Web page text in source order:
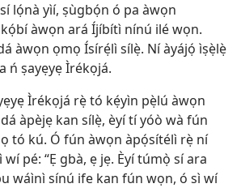
lọ́nà yìí, ṣùgbọ́n ó pa àwọn
àwọn ará Íjíbítì nínú ilé wọn.
àwọn ọmọ Ísírẹ́lì sílẹ̀. Ní àyájọ́ ìṣẹ̀lẹ̀
ń ṣayẹyẹ Ìrékọjá.
Ìrékọjá rẹ̀ tó kẹ́yìn pẹ̀lú àwọn
àpèjẹ kan sílẹ̀, èyí tí yóò wà fún
tó kú. Ó fún àwọn àpọ́sítélì rẹ̀ ní
pé: “Ẹ gbà, ẹ jẹ. Èyí túmọ̀ sí ara
wáìnì sínú ife kan fún wọn, ó sì wí